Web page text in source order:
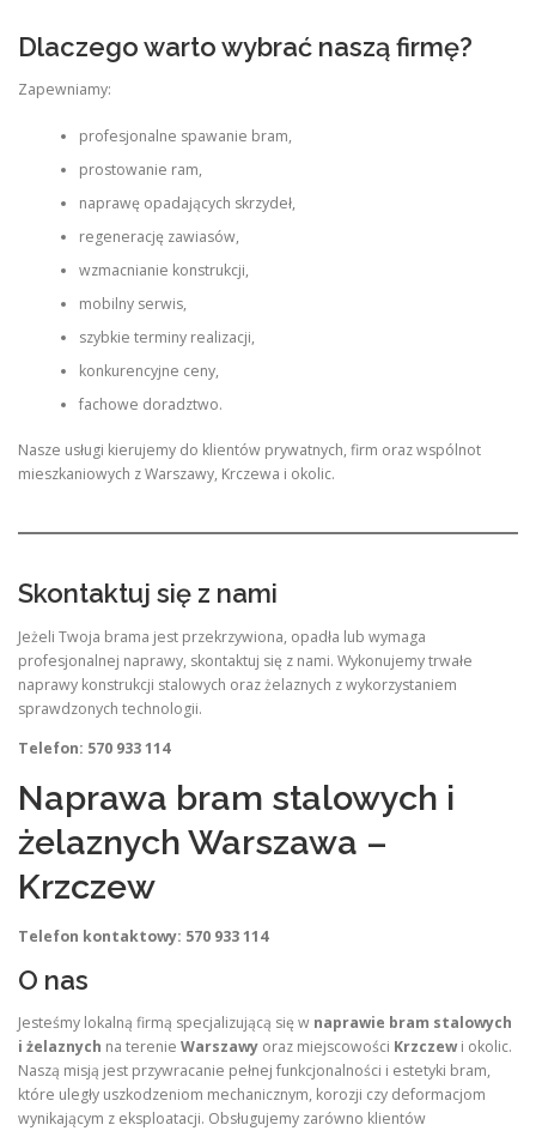
Dlaczego warto wybrać naszą firmę?
Zapewniamy:
profesjonalne spawanie bram,
prostowanie ram,
naprawę opadających skrzydeł,
regenerację zawiasów,
wzmacnianie konstrukcji,
mobilny serwis,
szybkie terminy realizacji,
konkurencyjne ceny,
fachowe doradztwo.
Nasze usługi kierujemy do klientów prywatnych, firm oraz wspólnot
mieszkaniowych z Warszawy, Krczewa i okolic.
Skontaktuj się z nami
Jeżeli Twoja brama jest przekrzywiona, opadła lub wymaga
profesjonalnej naprawy, skontaktuj się z nami. Wykonujemy trwałe
naprawy konstrukcji stalowych oraz żelaznych z wykorzystaniem
sprawdzonych technologii.
Telefon: 570 933 114
Naprawa bram stalowych i
żelaznych Warszawa –
Krzczew
Telefon kontaktowy: 570 933 114
O nas
Jesteśmy lokalną firmą specjalizującą się w naprawie bram stalowych
i żelaznych na terenie Warszawy oraz miejscowości Krzczewi okolic.
Naszą misją jest przywracanie pełnej funkcjonalności i estetyki bram,
które uległy uszkodzeniom mechanicznym, korozji czy deformacjom
wynikającym z eksploatacji. Obsługujemy zarówno klientów